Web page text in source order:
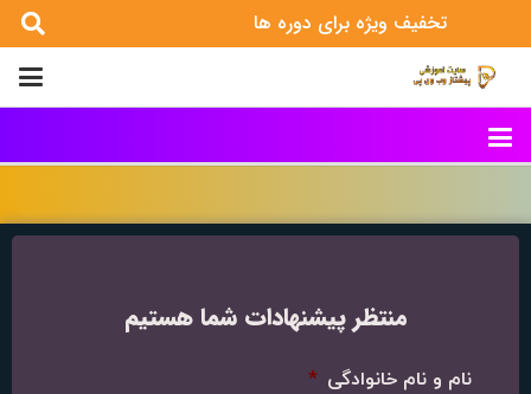
تخفیف ویژه برای دوره ها
منتظر پیشنهادات شما هستیم
نام و نام خانوادگی *